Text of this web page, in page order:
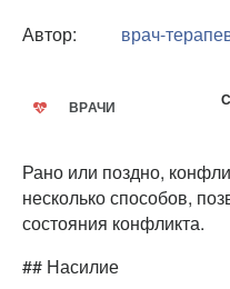
Автор:
врач-
ВРАЧИ
Рано или поздно,
несколько способов,
состояния конфликта.
## Насилие